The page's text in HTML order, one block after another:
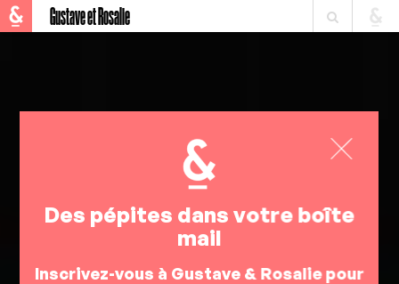
Gustave et Rosalie
Des pépites dans votre boîte
mail
Inscrivez-vous à Gustave & Rosalie pour